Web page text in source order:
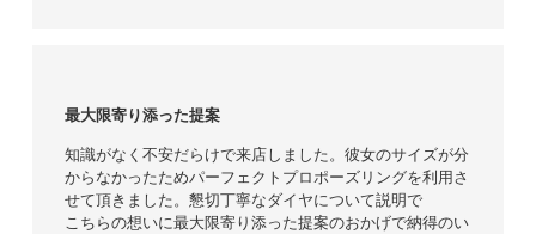
最大限寄り添った提案
知識がなく不安だらけで来店しました。彼女のサイズが分
からなかったためパーフェクトプロポーズリングを利用さ
せて頂きました。懇切丁寧なダイヤについて説明で
こちらの想いに最大限寄り添った提案のおかげで納得のい